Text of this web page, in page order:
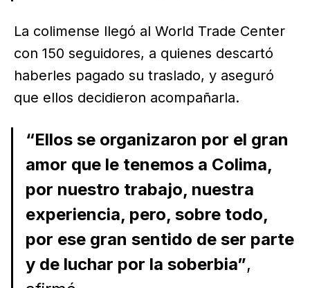
La colimense llegó al World Trade Center
con 150 seguidores, a quienes descartó
haberles pagado su traslado, y aseguró
que ellos decidieron acompañarla.
“Ellos se organizaron por el gran
amor que le tenemos a Colima,
por nuestro trabajo, nuestra
experiencia, pero, sobre todo,
por ese gran sentido de ser parte
y de luchar por la soberbia”,